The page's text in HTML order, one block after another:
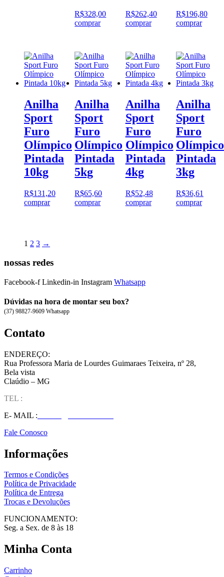
R$328,00
comprar
R$262,40
comprar
R$196,80
comprar
Anilha
Sport
Furo
Olímpico
Pintada
10kg
R$131,20
comprar
Anilha
Sport
Furo
Olímpico
Pintada
5kg
R$65,60
comprar
Anilha
Sport
Furo
Olímpico
Pintada
4kg
R$52,48
comprar
Anilha
Sport
Furo
Olímpico
Pintada
3kg
R$36,61
comprar
1 2 3 →
nossas redes
Facebook-f Linkedin-in Instagram Whatsapp
Dúvidas na hora de montar seu box?
(37) 98827-9609 Whatsapp
Contato
ENDEREÇO:
Rua Professora Maria de Lourdes Guimaraes Teixeira, nº 28,
Bela vista
Claúdio – MG
TEL :
E- MAIL :
Fale Conosco
Informações
Termos e Condições
Política de Privacidade
Política de Entrega
Trocas e Devoluções
FUNCIONAMENTO:
Seg. a Sex. de 8 às 18
Minha Conta
Carrinho